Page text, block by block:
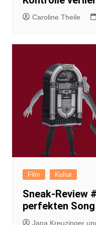
Caroline Theile
Film Kultur
Sneak-Review
perfekten Song
Jana Kreuzinger